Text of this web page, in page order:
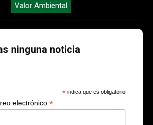
Valor Ambiental
ninguna noticia
* indica que es obligatorio
electrónico *